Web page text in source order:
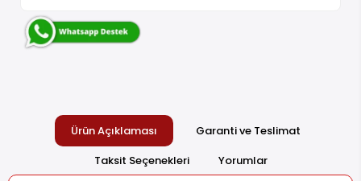
Ürün Açıklaması
Garanti ve Teslimat
Taksit Seçenekleri
Yorumlar